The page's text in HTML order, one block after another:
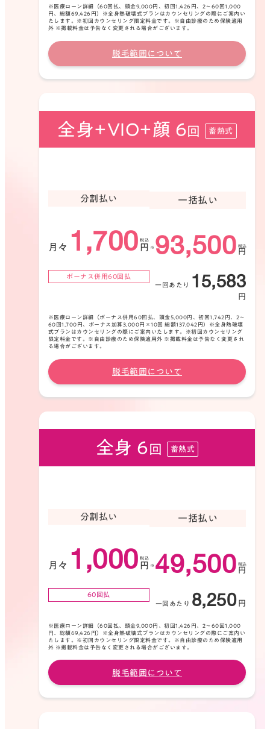
03
04
④横断歩道を渡り少し進むと、右手にリフ
ァーレ金沢という建物が見えてきます。こ
※医療ローン詳細（60回払、頭金9,000円、初回1,426円、2〜60回1,000
円、総額69,426円）※全身熱破壊式プランはカウンセリングの際にご案内い
たします。※初回カウンセリング限定料金です。※自由診療のため保険適用
外 ※掲載料金は予告なく変更される場合がございます。
脱毛範囲について
全身+VIO+顔 6 回 蓄熱式
分割払い
月々 1,700 円
ボーナス併用60回払
一括払い
93,500 円
一回あたり 15,583
円
※医療ローン詳細（ボーナス併用60回払、頭金5,000円、初回1,742円、2〜
60回1,700円、ボーナス加算3,000円×10回 総額137,042円）※全身熱破壊
式プランはカウンセリングの際にご案内いたします。※初回カウンセリング
限定料金です。※自由診療のため保険適用外 ※掲載料金は予告なく変更され
る場合がございます。
脱毛範囲について
全身 6 回 蓄熱式
分割払い
月々 1,000 円
60回払
一括払い
49,500 円
一回あたり 8,250 円
※医療ローン詳細（60回払、頭金9,000円、初回1,426円、2〜60回1,000
円、総額69,426円）※全身熱破壊式プランはカウンセリングの際にご案内い
たします。※初回カウンセリング限定料金です。※自由診療のため保険適用
外 ※掲載料金は予告なく変更される場合がございます。
脱毛範囲について